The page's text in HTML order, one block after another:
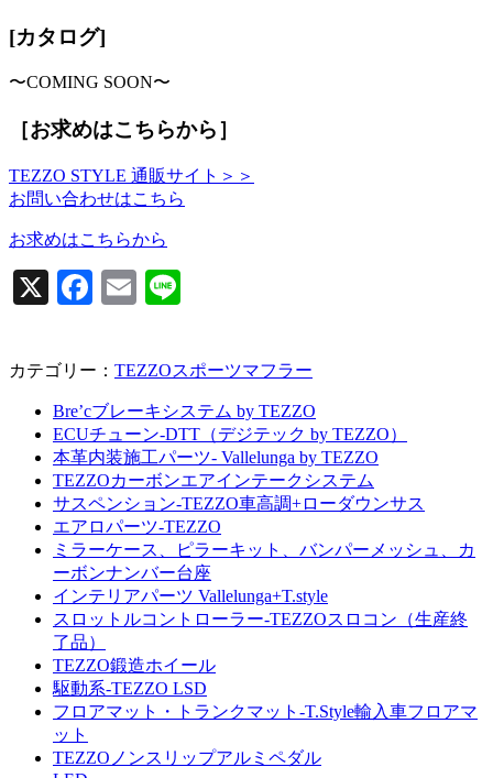
[カタログ]
〜COMING SOON〜
［お求めはこちらから］
TEZZO STYLE 通販サイト＞＞
お問い合わせはこちら
お求めはこちらから
X Facebook
Email
カテゴリー： TEZZOスポーツマフラー
Bre’cブレーキシステム by TEZZO
ECUチューン-DTT（デジテック by TEZZO）
本革内装施工パーツ- Vallelunga by TEZZO
TEZZOカーボンエアインテークシステム
サスペンション-TEZZO車高調+ローダウンサス
エアロパーツ-TEZZO
ミラーケース、ピラーキット、バンパーメッシュ、カ
ーボンナンバー台座
インテリアパーツ Vallelunga+T.style
スロットルコントローラー-TEZZOスロコン（生産終
了品）
TEZZO鍛造ホイール
駆動系-TEZZO LSD
フロアマット・トランクマット-T.Style輸入車フロアマ
ット
TEZZOノンスリップアルミペダル